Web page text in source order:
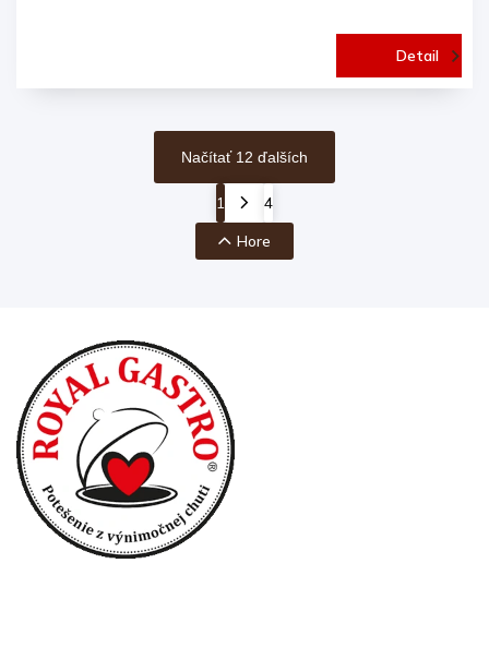
Detail
Načítať 12 ďalších
1
4
Hore